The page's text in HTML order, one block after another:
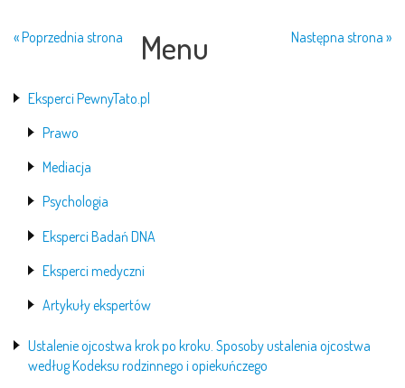
« Poprzednia strona Następna strona »
Menu
Eksperci PewnyTato.pl
Prawo
Mediacja
Psychologia
Eksperci Badań DNA
Eksperci medyczni
Artykuły ekspertów
Ustalenie ojcostwa krok po kroku. Sposoby ustalenia ojcostwa
według Kodeksu rodzinnego i opiekuńczego